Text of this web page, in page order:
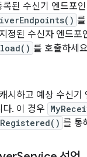
된 수신기 엔드포
정된 수신자 엔드포
를 호출하세
시하고 예상 수신기
. 이 경우
를 통